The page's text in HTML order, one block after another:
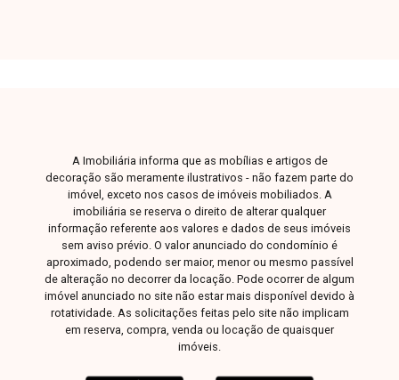
A Imobiliária informa que as mobílias e artigos de
decoração são meramente ilustrativos - não fazem parte do
imóvel, exceto nos casos de imóveis mobiliados. A
imobiliária se reserva o direito de alterar qualquer
informação referente aos valores e dados de seus imóveis
sem aviso prévio. O valor anunciado do condomínio é
aproximado, podendo ser maior, menor ou mesmo passível
de alteração no decorrer da locação. Pode ocorrer de algum
imóvel anunciado no site não estar mais disponível devido à
rotatividade. As solicitações feitas pelo site não implicam
em reserva, compra, venda ou locação de quaisquer
imóveis.